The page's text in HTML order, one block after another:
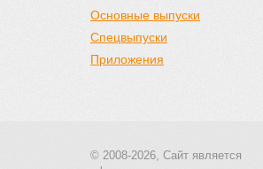
Основные выпуски
Спецвыпуски
Приложения
© 2008-2026, Сайт является